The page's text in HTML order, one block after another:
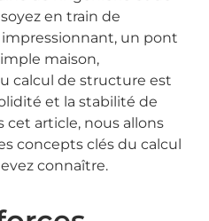
en train de
un pont
maison,
calcul de structure est
et la stabilité de
article, nous allons
concepts clés du calcul
connaître.